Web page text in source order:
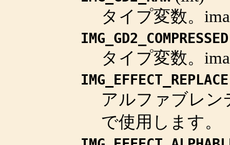
タイプ変数。
IMG_GD2_COMPRESSED
タイプ変数。
IMG_EFFECT_REPLACE
アルファブレン
で使用します。